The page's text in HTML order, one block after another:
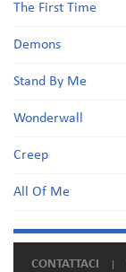
The First Time
Demons
Stand By Me
Wonderwall
Creep
All Of Me
CONTATTACI